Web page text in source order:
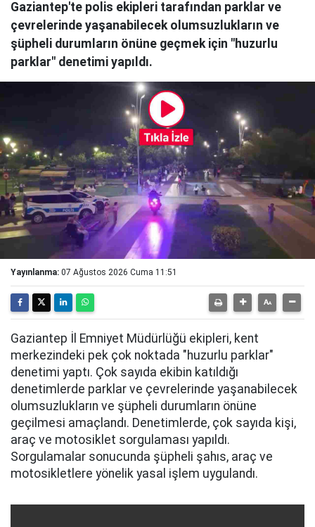
Gaziantep'te polis ekipleri tarafından parklar ve
çevrelerinde yaşanabilecek olumsuzlukların ve
şüpheli durumların önüne geçmek için "huzurlu
parklar" denetimi yapıldı.
Yayınlanma: 07 Ağustos 2026 Cuma 11:51
Gaziantep İl Emniyet Müdürlüğü ekipleri, kent
merkezindeki pek çok noktada "huzurlu parklar"
denetimi yaptı. Çok sayıda ekibin katıldığı
denetimlerde parklar ve çevrelerinde yaşanabilecek
olumsuzlukların ve şüpheli durumların önüne
geçilmesi amaçlandı. Denetimlerde, çok sayıda kişi,
araç ve motosiklet sorgulaması yapıldı.
Sorgulamalar sonucunda şüpheli şahıs, araç ve
motosikletlere yönelik yasal işlem uygulandı.